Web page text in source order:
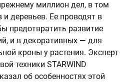
миллион дел, в том
и деревьев. Ее проводят в
предотвратить развитие
и в декоративных — для
кроны у растения. Эксперт
техники STARWIND
об особенностях этой